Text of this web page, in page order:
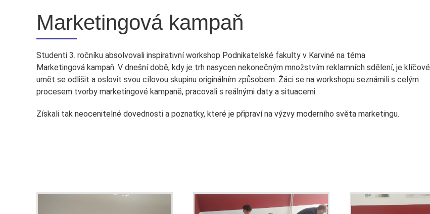
Marketingová kampaň
Studenti 3. ročníku absolvovali inspirativní workshop Podnikatelské fakulty v Karviné na téma
Marketingová kampaň. V dnešní době, kdy je trh nasycen nekonečným množstvím reklamních sdělení, je klíčové
umět se odlišit a oslovit svou cílovou skupinu originálním způsobem. Žáci se na workshopu seznámili s celým
procesem tvorby marketingové kampaně, pracovali s reálnými daty a situacemi.
Získali tak neocenitelné dovednosti a poznatky, které je připraví na výzvy moderního světa marketingu.